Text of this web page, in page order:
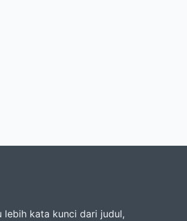
lebih kata kunci dari judul,